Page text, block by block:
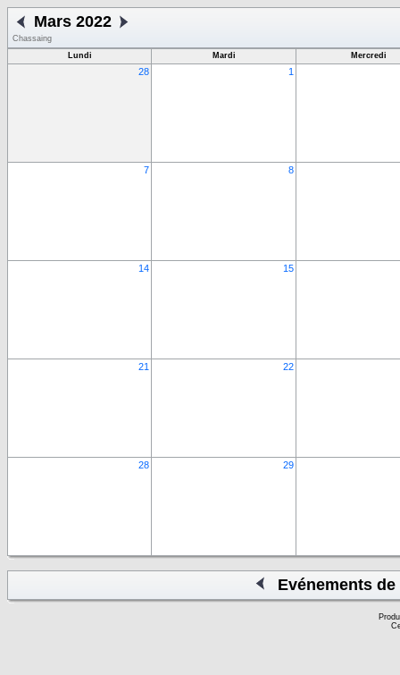
Mars 2022
Chassaing
Lundi
Mardi Mercredi
28 1
7 8
14 15
21 22
28 29
Evénements